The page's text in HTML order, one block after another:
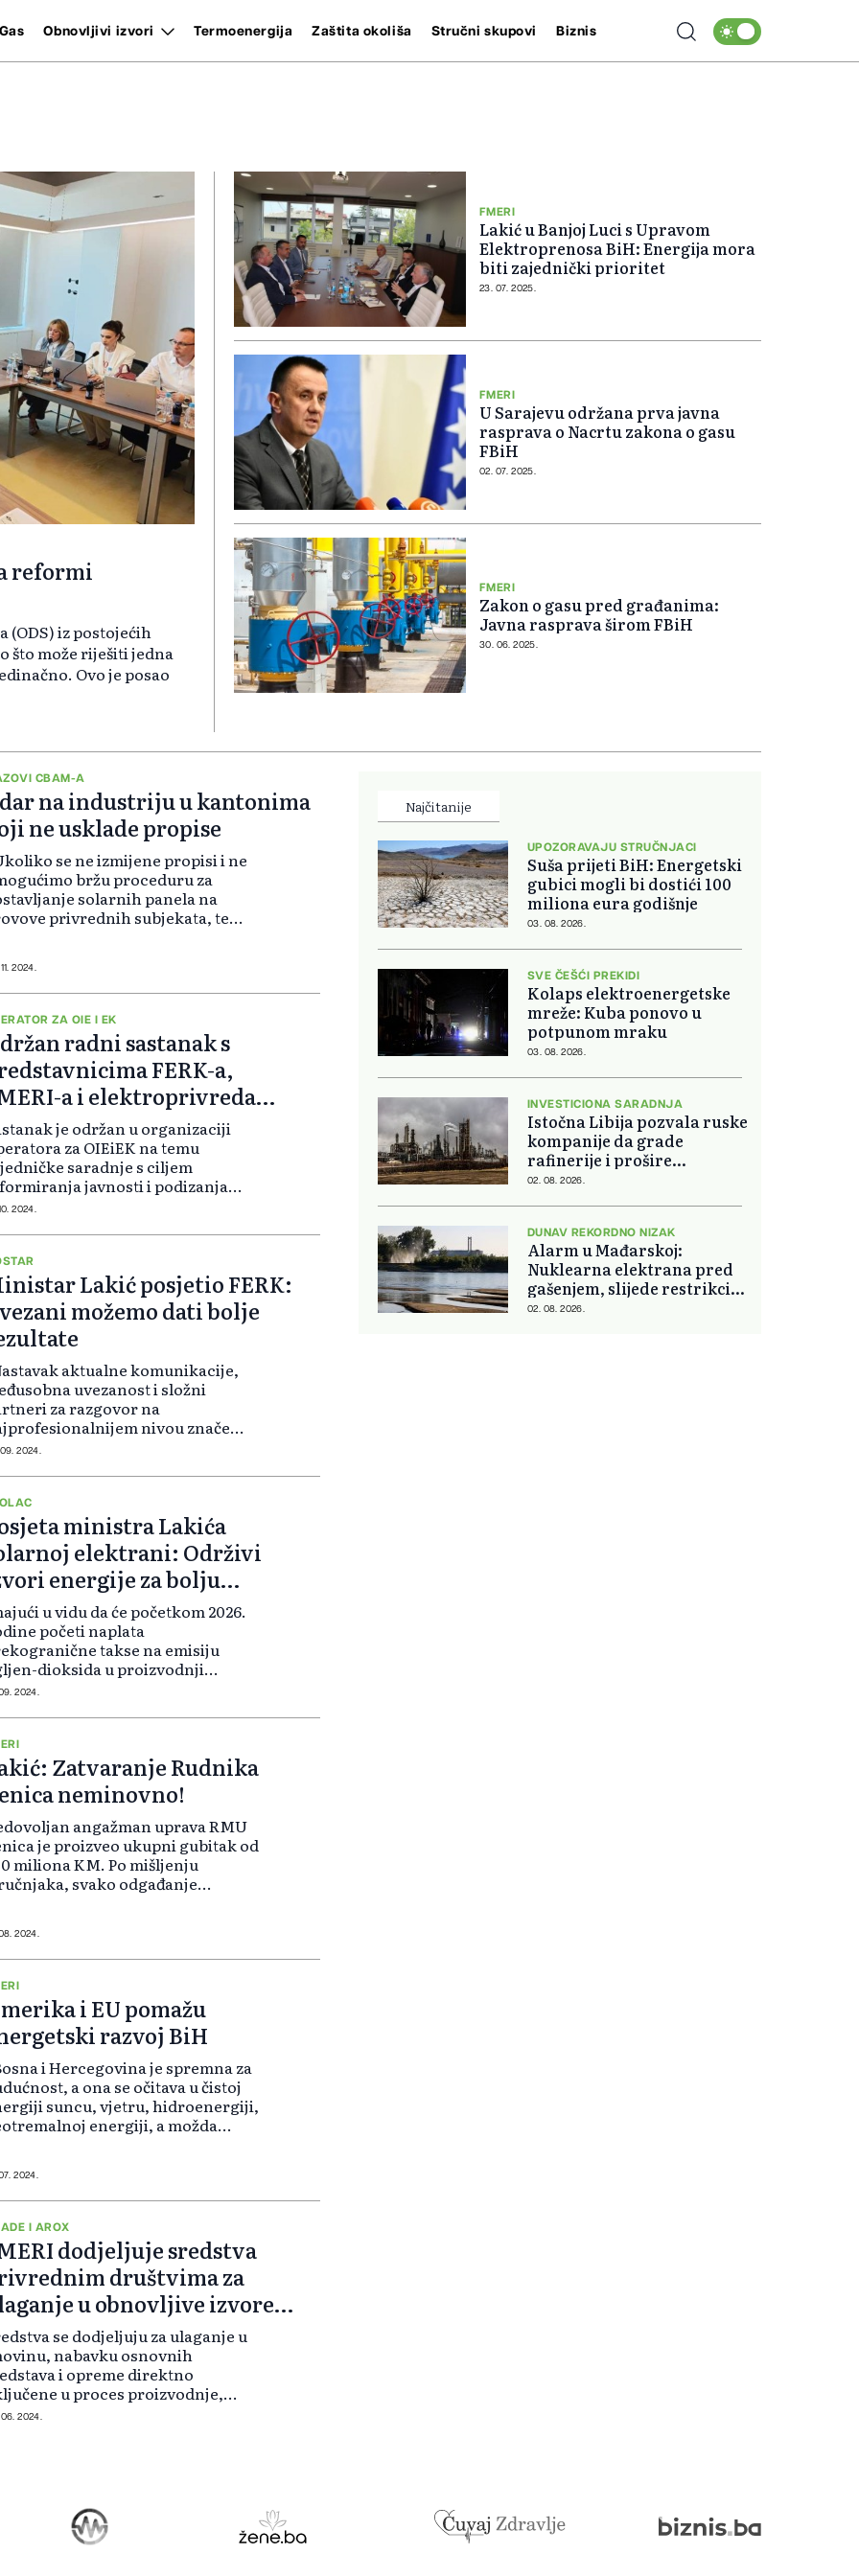
Gas Obnovljivi izvori Termoenergija Zaštita okoliša Stručni skupovi Biznis
reformi
iz postojećih
što može riješiti jedna
Ovo je posao
FMERI
Lakić u Banjoj Luci s Upravom
Elektroprenosa BiH: Energija mora
biti zajednički prioritet
23. 07. 2025.
FMERI
U Sarajevu održana prva javna
rasprava o Nacrtu zakona o gasu
FBiH
02. 07. 2025.
FMERI
Zakon o gasu pred građanima:
Javna rasprava širom FBiH
30. 06. 2025.
CBAM-A
na industriju u kantonima
ne usklade propise
se ne izmijene propisi i ne
bržu proceduru za
solarnih panela na
privrednih subjekata, te
negativan uticaj na našu
2024.
ZA OIE I EK
radni sastanak s
FERK-a,
a i elektroprivreda
i Sarajevo
je održan u organizaciji
za OIEiEK na temu
saradnje s ciljem
javnosti i podizanja
javnosti o benefitima
naglaskom na
postrojenja...
2024.
Lakić posjetio FERK:
možemo dati bolje
aktualne komunikacije,
uvezanost i složni
za razgovor na
nivou znače
rad kako FERK-a, tako i svih
Uvezani možemo dati
rezultate kako bi p...
2024.
ministra Lakića
elektrani: Održivi
energije za bolju
u vidu da će početkom 2026.
početi naplata
takse na emisiju
dioksida u proizvodnji
energije, BiH mora uložiti
energije s
bilo preus...
2024.
Zatvaranje Rudnika
neminovno!
angažman uprava RMU
je proizveo ukupni gubitak od
miliona KM. Po mišljenju
svako odgađanje
FBiH, JP Elektroprivreda BiH
i ost...
2024.
i EU pomažu
razvoj BiH
i Hercegovina je spremna za
a ona se očitava u čistoj
suncu, vjetru, hidroenergiji,
energiji, a možda
zemljama. Volje i znanj...
2024.
I AROX
dodjeljuje sredstva
društvima za
u obnovljive izvore
se dodjeljuju za ulaganje u
nabavku osnovnih
i opreme direktno
u proces proizvodnje,
tehnoloških procesa,
2024.
Najčitanije
UPOZORAVAJU STRUČNJACI
Suša prijeti BiH: Energetski
gubici mogli bi dostići 100
miliona eura godišnje
03. 08. 2026.
SVE ČEŠĆI PREKIDI
Kolaps elektroenergetske
mreže: Kuba ponovo u
potpunom mraku
03. 08. 2026.
INVESTICIONA SARADNJA
Istočna Libija pozvala ruske
kompanije da grade
rafinerije i prošire
energetsku saradnju
02. 08. 2026.
DUNAV REKORDNO NIZAK
Alarm u Mađarskoj:
Nuklearna elektrana pred
gašenjem, slijede restrikcije
struje i vode
02. 08. 2026.